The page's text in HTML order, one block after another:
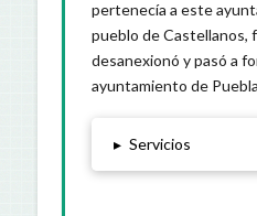
pertenecía a este
pueblo de Castellanos,
desanexionó y pasó a
ayuntamiento de
▸ Servicios